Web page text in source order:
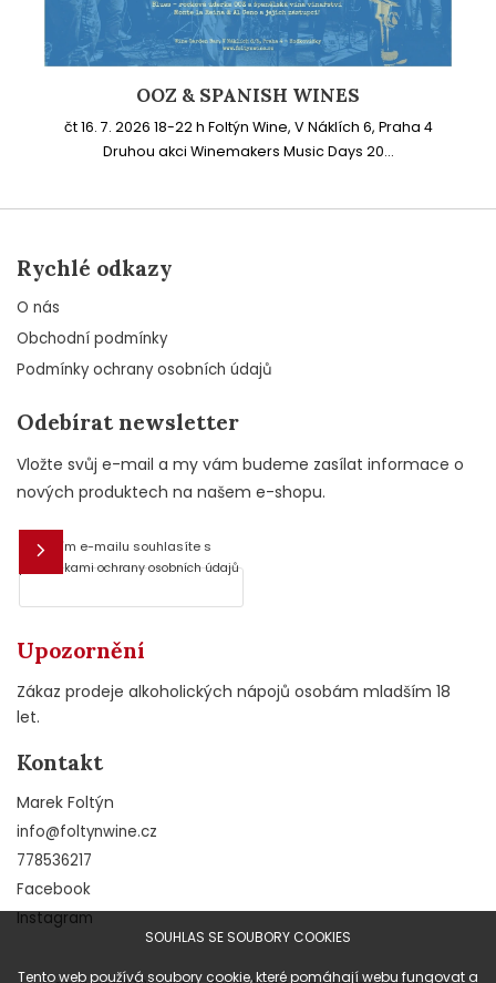
SOUHLAS SE SOUBORY COOKIES
Tento web používá soubory cookie, které pomáhají webu fungovat a
OOZ & SPANISH WINES
čt 16. 7. 2026 18-22 h Foltýn Wine, V Náklích 6, Praha 4
Druhou akci Winemakers Music Days 20...
Rychlé odkazy
O nás
Obchodní podmínky
Podmínky ochrany osobních údajů
Odebírat newsletter
Vložte svůj e-mail a my vám budeme zasílat informace o
nových produktech na našem e-shopu.
E-mail
Vložením e-mailu souhlasíte s
podmínkami ochrany osobních údajů
Upozornění
Zákaz prodeje alkoholických nápojů osobám mladším 18
let.
Kontakt
Marek Foltýn
info@foltynwine.cz
778536217
Facebook
Instagram